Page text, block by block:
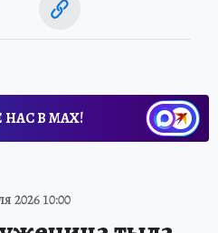
НАС В МАХ!
2026 10:00